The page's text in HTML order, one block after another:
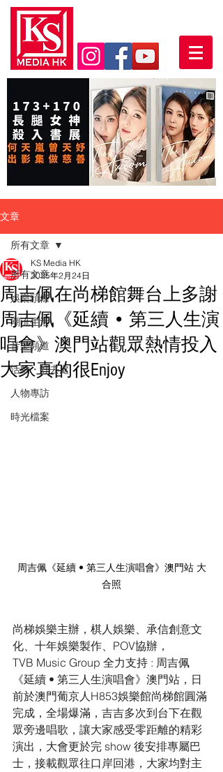
文章
所有文章
娛樂頭條
潮流生活
音樂頻道
活動・好去處
人物專訪
時光檔案
所有文章
周吉佩在尚梯館舞台上多謝
周吉佩《延續 • 第三人生演
唱會》澳門站觀眾熱情投入
大家真的很Enjoy
KS Media HK
2025年2月24日
周吉佩《延續 • 第三人生演唱會》澳門站 大
合照
尚梯娛樂主辦，棋人娛樂、承信創意文
化、十年娛樂製作、POV協辦，
TVB Music Group 全力支持 : 周吉佩
《延續 • 第三人生演唱會》澳門站，日
前於澳門葡京人H853娛樂館尚梯館圓滿
完成，全場爆滿，吉吉多次到台下在觀
眾旁邊唱歌，讓大家感受零距離的精彩
演出，大會更於完 show 後安排專屬巴
士，接載觀眾往口岸回港，大家均對主